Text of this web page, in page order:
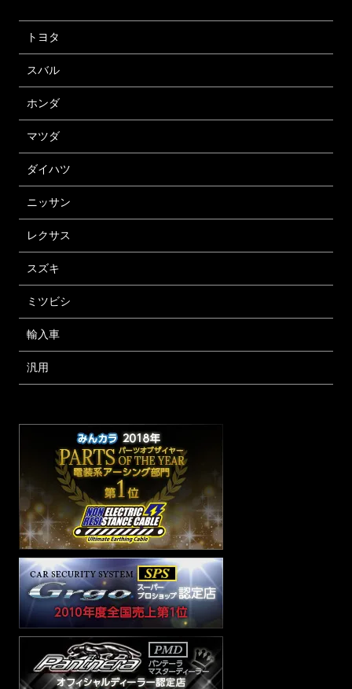
トヨタ
スバル
ホンダ
マツダ
ダイハツ
ニッサン
レクサス
スズキ
ミツビシ
輸入車
汎用